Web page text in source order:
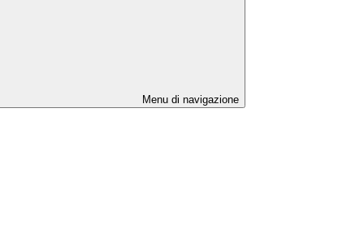
Menu di navigazione